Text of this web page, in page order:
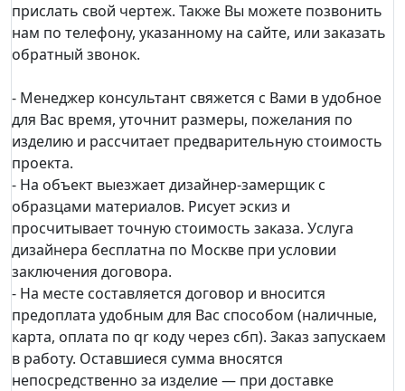
прислать свой чертеж. Также Вы можете позвонить
нам по телефону, указанному на сайте, или заказать
обратный звонок.
- Менеджер консультант свяжется с Вами в удобное
для Вас время, уточнит размеры, пожелания по
изделию и рассчитает предварительную стоимость
проекта.
- На объект выезжает дизайнер-замерщик с
образцами материалов. Рисует эскиз и
просчитывает точную стоимость заказа. Услуга
дизайнера бесплатна по Москве при условии
заключения договора.
- На месте составляется договор и вносится
предоплата удобным для Вас способом (наличные,
карта, оплата по qr коду через сбп). Заказ запускаем
в работу. Оставшиеся сумма вносятся
непосредственно за изделие — при доставке